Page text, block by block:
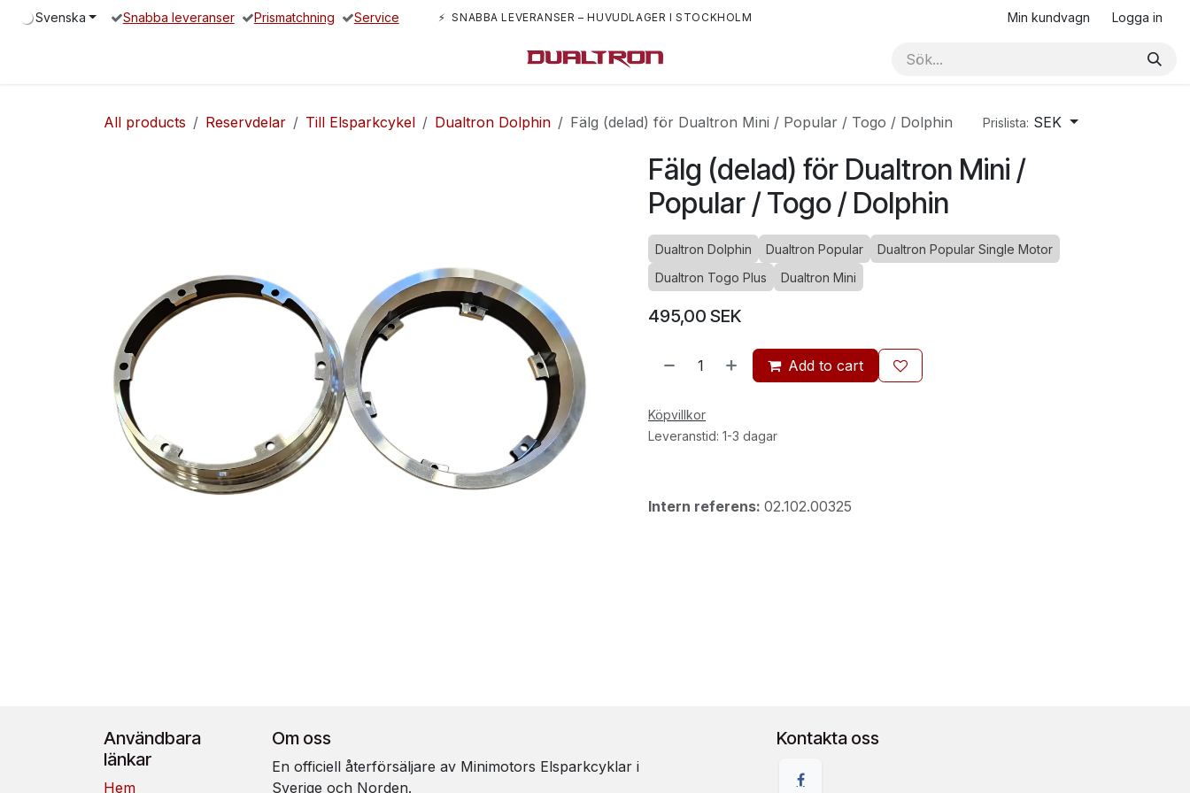
Hoppa till innehåll
Svenska Snabba leveranser Prismatchning Service Min kundvagn Logga in
⚡ SNABBA LEVERANSER – HUVUDLAGER I STOCKHOLM
All products Reservdelar Till Elsparkcykel Dualtron Dolphin Fälg (delad) för Dualtron Mini / Popular / Togo / Dolphin Prislista: SEK
Fälg (delad) för Dualtron Mini /
Popular / Togo / Dolphin
Dualtron Dolphin Dualtron Popular
Dualtron Popular Single Motor
Dualtron Togo Plus
Dualtron Mini
495,00 SEK
Add to cart
Köpvillkor
Leveranstid: 1-3 dagar
Intern referens: 02.102.00325
Användbara
länkar
Hem
Om oss
En officiell återförsäljare av Minimotors Elsparkcyklar i
Sverige och Norden.
Kontakta oss